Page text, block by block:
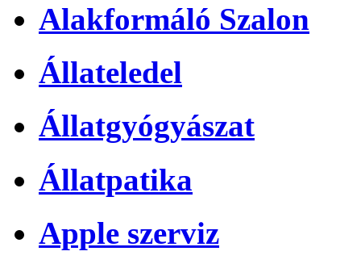
Alakformáló Szalon
Állateledel
Állatgyógyászat
Állatpatika
Apple szerviz